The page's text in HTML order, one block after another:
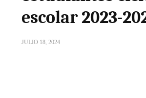
escolar 2023-
JULIO 18, 2024